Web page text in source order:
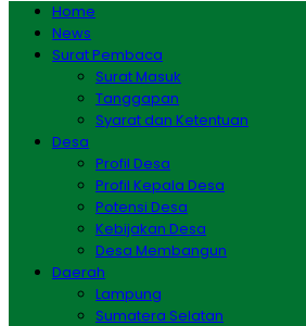
Home
News
Surat Pembaca
Surat Masuk
Tanggapan
Syarat dan Ketentuan
Desa
Profil Desa
Profil Kepala Desa
Potensi Desa
Kebijakan Desa
Desa Membangun
Daerah
Lampung
Sumatera Selatan